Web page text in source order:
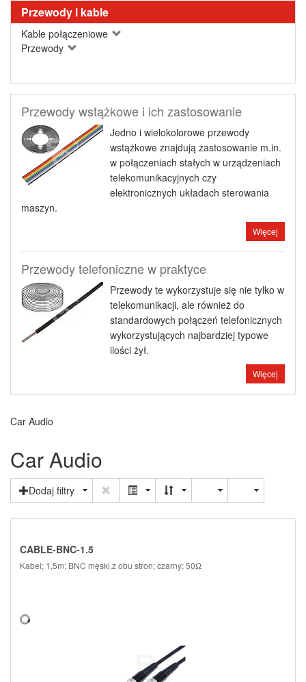
Przewody i kable
Kable połączeniowe
Przewody
Przewody wstążkowe i ich zastosowanie
Jedno i wielokolorowe przewody
wstążkowe znajdują zastosowanie m.in.
w połączeniach stałych w urządzeniach
telekomunikacyjnych czy
elektronicznych układach sterowania
maszyn.
Więcej
Przewody telefoniczne w praktyce
Przewody te wykorzystuje się nie tylko w
telekomunikacji, ale również do
standardowych połączeń telefonicznych
wykorzystujących najbardziej typowe
ilości żył.
Więcej
Car Audio
Car Audio
Dodaj filtry
CABLE-BNC-1.5
Kabel; 1,5m; BNC męski,z obu stron; czarny; 50Ω